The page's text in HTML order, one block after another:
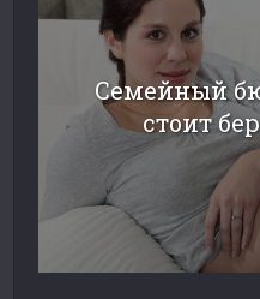
Семейный
стоит